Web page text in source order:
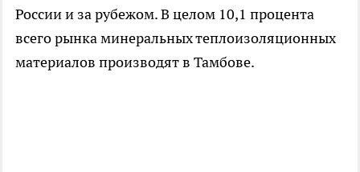
России и за рубежом. В целом 10,1 процента
всего рынка минеральных теплоизоляционных
материалов производят в Тамбове.